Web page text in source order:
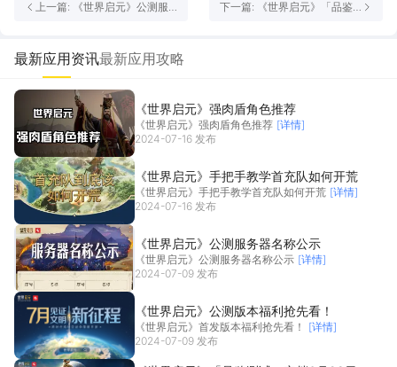
上一篇: 《世界启元》公测服
下一篇: 《世界启元》「品鉴
最新应用资讯最新应用攻略
《世界启元》强肉盾角色推荐
《世界启元》强肉盾角色推荐 [详情]
2024-07-16 发布
《世界启元》手把手教学首充队如何开荒
《世界启元》手把手教学首充队如何开荒 [详情]
2024-07-16 发布
《世界启元》公测服务器名称公示
《世界启元》公测服务器名称公示 [详情]
2024-07-09 发布
《世界启元》公测版本福利抢先看！
《世界启元》首发版本福利抢先看！
[详情]
2024-07-09 发布